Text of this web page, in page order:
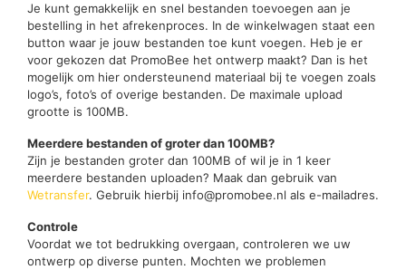
Je kunt gemakkelijk en snel bestanden toevoegen aan je
bestelling in het afrekenproces. In de winkelwagen staat een
button waar je jouw bestanden toe kunt voegen. Heb je er
voor gekozen dat PromoBee het ontwerp maakt? Dan is het
mogelijk om hier ondersteunend materiaal bij te voegen zoals
logo’s, foto’s of overige bestanden. De maximale upload
grootte is 100MB.
Meerdere bestanden of groter dan 100MB?
Zijn je bestanden groter dan 100MB of wil je in 1 keer
meerdere bestanden uploaden? Maak dan gebruik van
Wetransfer. Gebruik hierbij info@promobee.nl als e-mailadres.
Controle
Voordat we tot bedrukking overgaan, controleren we uw
ontwerp op diverse punten. Mochten we problemen